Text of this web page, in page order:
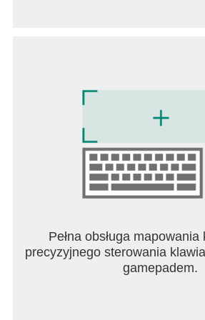
się najlepszymi wrażeniami
Pełna obsługa
precyzyjnego sterowania
gamepadem.